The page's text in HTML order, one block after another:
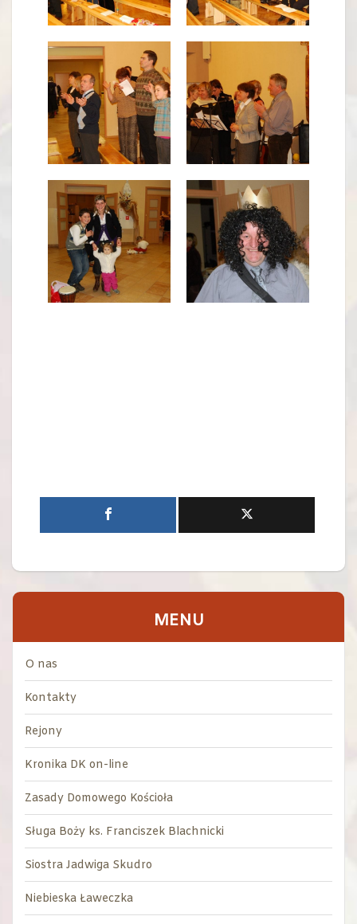
MENU
O nas
Kontakty
Rejony
Kronika DK on-line
Zasady Domowego Kościoła
Sługa Boży ks. Franciszek Blachnicki
Siostra Jadwiga Skudro
Niebieska Ławeczka